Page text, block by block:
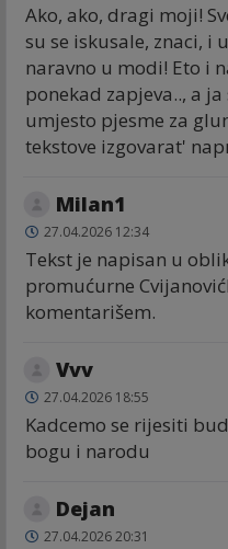
Ako, ako, dragi moji!
su se iskusale, znaci, i
naravno u modi! Eto i
ponekad zapjeva.., a
umjesto pjesme za
tekstove izgovarat'
Milan1
27.04.2026 12:34
Tekst je napisan u
promućurne
komentarišem.
Vvv
27.04.2026 18:55
Kadcemo se rijesiti
bogu i narodu
Dejan
27.04.2026 20:31